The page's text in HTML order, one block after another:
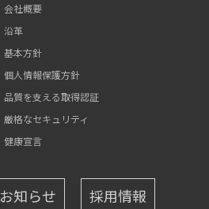
会社概要
沿革
基本方針
個人情報保護方針
品質を支える取得認証
厳格なセキュリティ
健康宣言
お知らせ 採用情報